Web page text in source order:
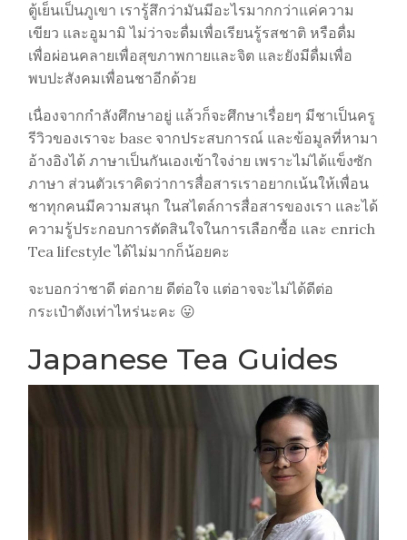
ตู้เย็นเป็นภูเขา เรารู้สึกว่ามันมีอะไรมากกว่าแค่ความ
เขียว และอูมามิ ไม่ว่าจะดื่มเพื่อเรียนรู้รสชาติ หรือดื่ม
เพื่อผ่อนคลายเพื่อสุขภาพกายและจิต และยังมีดื่มเพื่อ
พบปะสังคมเพื่อนชาอีกด้วย
เนื่องจากกำลังศึกษาอยู่ แล้วก็จะศึกษาเรื่อยๆ มีชาเป็นครู
รีวิวของเราจะ base จากประสบการณ์ และข้อมูลที่หามา
อ้างอิงได้ ภาษาเป็นกันเองเข้าใจง่าย เพราะไม่ได้แข็งซัก
ภาษา ส่วนตัวเราคิดว่าการสื่อสารเราอยากเน้นให้เพื่อน
ชาทุกคนมีความสนุก ในสไตล์การสื่อสารของเรา และได้
ความรู้ประกอบการตัดสินใจในการเลือกซื้อ และ enrich
Tea lifestyle ได้ไม่มากก็น้อยคะ
จะบอกว่าชาดี ต่อกาย ดีต่อใจ แต่อาจจะไม่ได้ดีต่อ
กระเป๋าตังเท่าไหร่นะคะ 😛
Japanese Tea Guides